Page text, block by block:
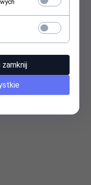
w zastosowaniach
pomieszczeń
rurociągów i
zamknij